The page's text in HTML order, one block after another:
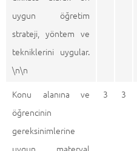
uygun öğretim
strateji, yöntem ve
tekniklerini uygular.
\n\n
Konu alanına ve
öğrencinin
gereksinimlerine
uygun materyal
3 3